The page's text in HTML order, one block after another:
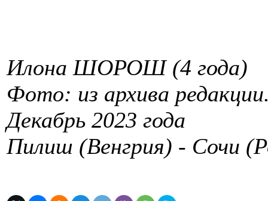
Илона ШОРОШ (4 года)
Фото: из архива
Декабрь 2023 года
Пилиш (Венгрия) - Сочи